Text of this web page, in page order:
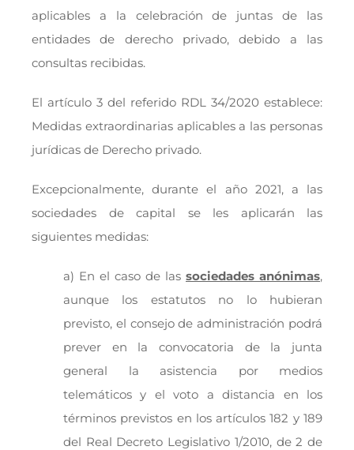
aplicables a la celebración de juntas de las
entidades de derecho privado, debido a las
consultas recibidas.
El artículo 3 del referido RDL 34/2020 establece:
Medidas extraordinarias aplicables a las personas
jurídicas de Derecho privado.
Excepcionalmente, durante el año 2021, a las
sociedades de capital se les aplicarán las
siguientes medidas:
a) En el caso de las sociedades anónimas,
aunque los estatutos no lo hubieran
previsto, el consejo de administración podrá
prever en la convocatoria de la junta
general la asistencia por medios
telemáticos y el voto a distancia en los
términos previstos en los artículos 182 y 189
del Real Decreto Legislativo 1/2010, de 2 de